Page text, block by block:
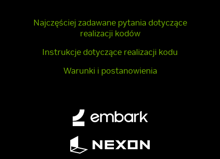
Najczęściej zadawane pytania dotyczące
realizacji kodów
Instrukcje dotyczące realizacji kodu
Warunki i postanowienia